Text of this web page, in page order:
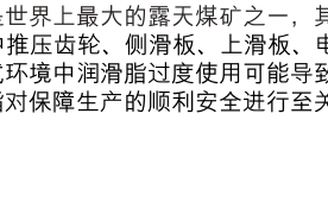
界上最大的露天煤矿之一，
压齿轮、侧滑板、上滑板
境中润滑脂过度使用可能
保障生产的顺利安全进行至